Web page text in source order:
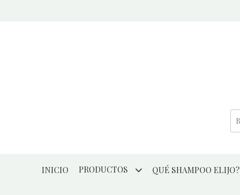
INICIO PRODUCTOS QUÉ SHAMPOO ELIJO?